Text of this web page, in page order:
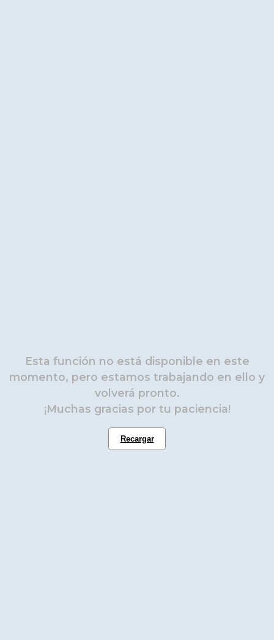
Esta función no está disponible en este
momento, pero estamos trabajando en ello y
volverá pronto.
¡Muchas gracias por tu paciencia!
Recargar